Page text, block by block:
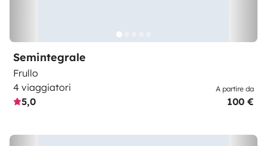
Semintegrale
Frullo
4 viaggiatori
5,0
A partire da
100 €